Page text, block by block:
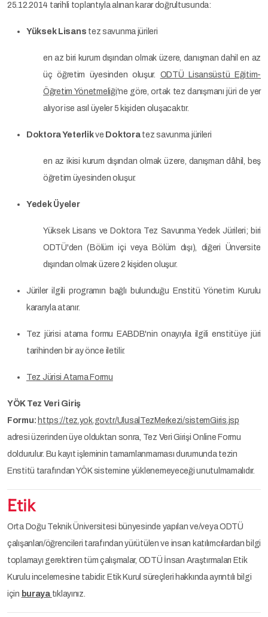
25.12.2014 tarihli toplantıyla alınan karar doğrultusunda:
Yüksek Lisans tez savunma jürileri
en az biri kurum dışından olmak üzere, danışman dahil en az
üç öğretim üyesinden oluşur. ODTÜ Lisansüstü Eğitim-
Öğretim Yönetmeliği'ne göre, ortak tez danışmanı jüri de yer
alıyor ise asıl üyeler 5 kişiden oluşacaktır.
Doktora Yeterlikve Doktoratez savunma jürileri
en az ikisi kurum dışından olmak üzere, danışman dâhil, beş
öğretim üyesinden oluşur.
Yedek Üyeler
Yüksek Lisans ve Doktora Tez Savunma Yedek Jürileri; biri
ODTÜ'den (Bölüm içi veya Bölüm dışı), diğeri Ünversite
dışından olmak üzere 2 kişiden oluşur.
Jüriler ilgili programın bağlı bulunduğu Enstitü Yönetim Kurulu
kararıyla atanır.
Tez jürisi atama formu EABDB'nin onayıyla ilgili enstitüye jüri
tarihinden bir ay önce iletilir.
Tez Jürisi Atama Formu
YÖK Tez Veri Giriş
Formu: https://tez.yok.gov.tr/UlusalTezMerkezi/sistemGiris.jsp
adresi üzerinden üye olduktan sonra, Tez Veri Girişi Online Formu
doldurulur. Bu kayıt işleminin tamamlanmaması durumunda tezin
Enstitü tarafından YÖK sistemine yüklenemeyeceği unutulmamalıdır.
Etik
Orta Doğu Teknik Üniversitesi bünyesinde yapılan ve/veya ODTÜ
çalışanları/öğrencileri tarafından yürütülen ve insan katılımcılardan bilgi
toplamayı gerektiren tüm çalışmalar, ODTÜ İnsan Araştırmaları Etik
Kurulu incelemesine tabidir. Etik Kurul süreçleri hakkında ayrıntılı bilgi
için buraya tıklayınız.